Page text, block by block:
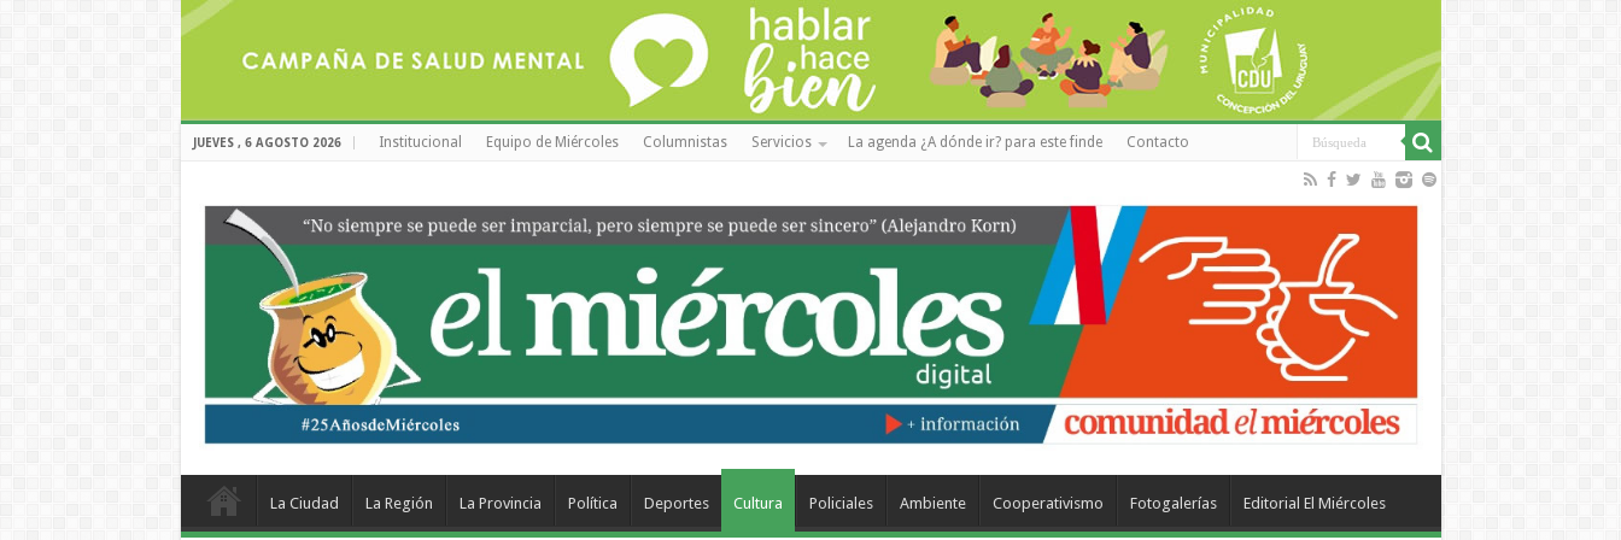
JUEVES , 6 AGOSTO 2026 Institucional Equipo de Miércoles Columnistas Servicios La agenda ¿A dónde ir? para este finde Contacto
La Ciudad La Región La Provincia Política Deportes Cultura Policiales Ambiente Cooperativismo Fotogalerías Editorial El Miércoles